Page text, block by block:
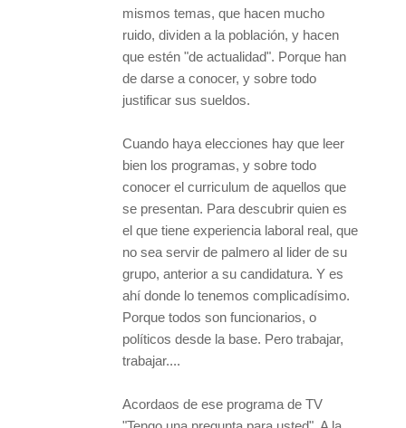
mismos temas, que hacen mucho
ruido, dividen a la población, y hacen
que estén "de actualidad". Porque han
de darse a conocer, y sobre todo
justificar sus sueldos.
Cuando haya elecciones hay que leer
bien los programas, y sobre todo
conocer el curriculum de aquellos que
se presentan. Para descubrir quien es
el que tiene experiencia laboral real, que
no sea servir de palmero al lider de su
grupo, anterior a su candidatura. Y es
ahí donde lo tenemos complicadísimo.
Porque todos son funcionarios, o
políticos desde la base. Pero trabajar,
trabajar....
Acordaos de ese programa de TV